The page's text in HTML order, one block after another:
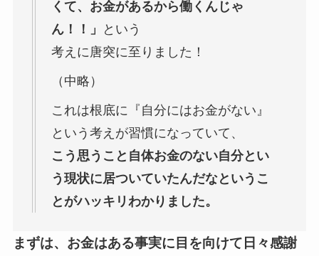
くて、お金があるから働くんじゃ
ん！！」
という
考えに唐突に至りました！
（中略）
これは根底に『自分にはお金がない』
という考えが習慣になっていて、
こう思うこと自体お金のない自分とい
う現状に居ついていたんだなというこ
とがハッキリわかりました。
まずは、 お金はある事実に目を向けて 日々感謝